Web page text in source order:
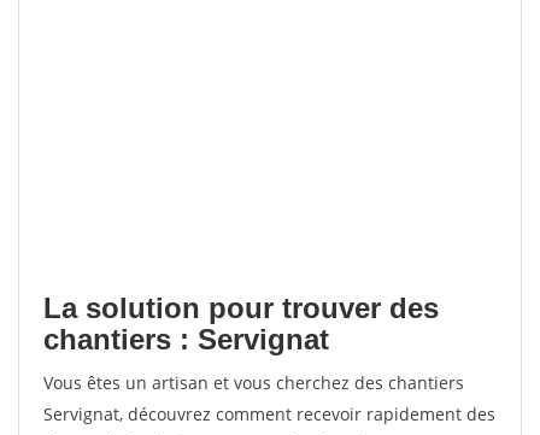
La solution pour trouver des
chantiers : Servignat
Vous êtes un artisan et vous cherchez des chantiers
Servignat, découvrez comment recevoir rapidement des